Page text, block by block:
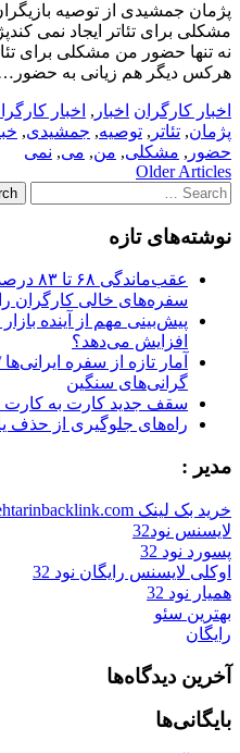
پژمان جمشیدی از توصیه
مشکلی برای تئاتر ایجاد نمی
نه تنها حضور من مشکلی برای
هرکس دیگر هم زیانی به
اخبار کارگران اخبار , اخبار
پژمان, تئاتر , توصیه, جمشیدی,
حضور , مشکلی, من, می, نمی
Post
navigation
Older Articles
Search
for:
نوشته‌های تازه
سفره‌های خالی کارگران
پیش‌بینی مهم از آینده
افزایش می‌دهد؟
آمار تازه از سفره
گرانی‌های سنگین
سقف جدید کارت به کارت
راه‌های جلوگیری از حذف
مدیر :
خرید بک لینک behtarinbacklink.com
لایسنس نود32
پسورد نود 32
اوکلی لایسنس رایگان نود 32
همیار نود 32
بهترین سئو
رایگان
آخرین دیدگاه‌ها
بایگانی‌ها